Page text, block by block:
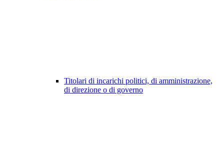
Titolari di incarichi politici, di amministrazione,
di direzione o di governo